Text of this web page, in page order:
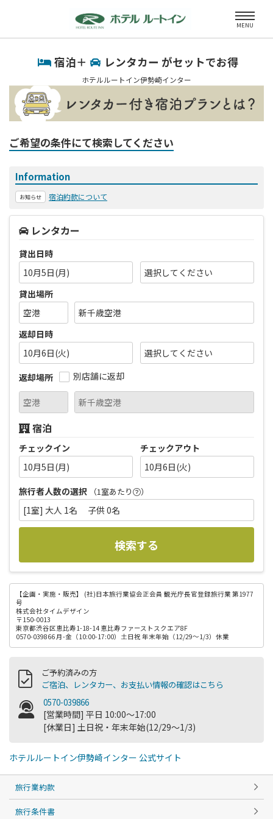
MENU
宿泊＋ レンタカー がセットでお得
ホテルルートイン伊勢崎インター
ご希望の条件にて検索してください
Information
お知らせ 宿泊約款について
レンタカー
貸出日時
10月5日(月)
貸出場所
返却日時
10月6日(火)
返却場所
別店舗に返却
宿泊
チェックイン
10月5日(月)
チェックアウト
10月6日(火)
旅行者人数の選択
（1室あたり ）
[1室] 大人 1名 子供 0名
検索する
【企画・実施・販売】
(社)日本旅行業協会正会員 観光庁長官登録旅行業 第1977
号
株式会社タイムデザイン
〒150-0013
東京都渋谷区恵比寿1-18-14 恵比寿ファーストスクエア8F
0570-039866 月-金（10:00-17:00）土日祝 年末年始（12/29～1/3）休業
ご予約済みの方
ご宿泊、レンタカー、お支払い情報の確認はこちら
0570-039866
[営業時間] 平日 10:00～17:00
[休業日] 土日祝・年末年始(12/29～1/3)
ホテルルートイン伊勢崎インター 公式サイト
旅行業約款
旅行条件書